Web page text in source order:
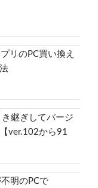
リのPC買い換え
き継ぎしてバージ
ver.102から91
明のPCで